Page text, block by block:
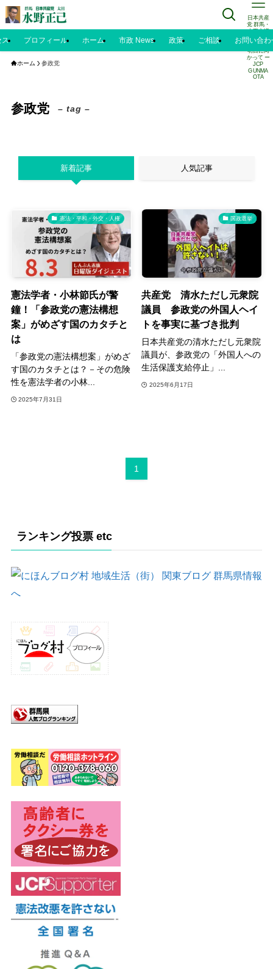
日本共産
党 群馬・
太田市議
水野正己
のブログ |
明日に向
かって ー
JCP
GUNMA
OTA
ス プロフィール ホーム 市政 News 政策 ご相談 お問い合わ
ホーム 参政党
参政党 – tag –
新着記事 人気記事
憲法・平和・外交・人権
憲法学者・小林節氏が警
鐘！「参政党の憲法構想
案」がめざす国のカタチと
は
「参政党の憲法構想案」がめざ
す国のカタチとは？－その危険
性を憲法学者の小林...
2025年7月31日
国政選挙
共産党 清水ただし元衆院
議員 参政党の外国人ヘイ
トを事実に基づき批判
日本共産党の清水ただし元衆院
議員が、参政党の「外国人への
生活保護支給停止」...
2025年6月17日
1
ランキング投票 etc